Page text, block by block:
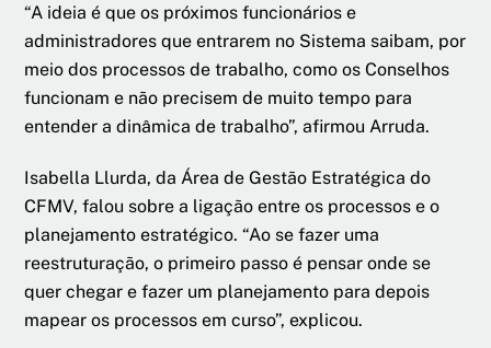
“A ideia é que os próximos funcionários e
administradores que entrarem no Sistema saibam, por
meio dos processos de trabalho, como os Conselhos
funcionam e não precisem de muito tempo para
entender a dinâmica de trabalho”, afirmou Arruda.
Isabella Llurda, da Área de Gestão Estratégica do
CFMV, falou sobre a ligação entre os processos e o
planejamento estratégico. “Ao se fazer uma
reestruturação, o primeiro passo é pensar onde se
quer chegar e fazer um planejamento para depois
mapear os processos em curso”, explicou.